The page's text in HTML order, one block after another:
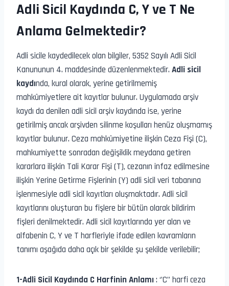
Adli Sicil Kaydında C, Y ve T Ne
Anlama Gelmektedir?
Adli sicile kaydedilecek olan bilgiler, 5352 Sayılı Adli Sicil
Kanununun 4. maddesinde düzenlenmektedir. Adli sicil
kaydında, kural olarak, yerine getirilmemiş
mahkûmiyetlere ait kayıtlar bulunur. Uygulamada arşiv
kaydı da denilen adli sicil arşiv kaydında ise, yerine
getirilmiş ancak arşivden silinme koşulları henüz oluşmamış
kayıtlar bulunur. Ceza mahkûmiyetine ilişkin Ceza Fişi (C),
mahkumiyette sonradan değişiklik meydana getiren
kararlara ilişkin Tali Karar Fişi (T), cezanın infaz edilmesine
ilişkin Yerine Getirme Fişlerinin (Y) adli sicil veri tabanına
işlenmesiyle adli sicil kayıtları oluşmaktadır. Adli sicil
kayıtlarını oluşturan bu fişlere bir bütün olarak bildirim
fişleri denilmektedir. Adli sicil kayıtlarında yer alan ve
alfabenin C, Y ve T harfleriyle ifade edilen kavramların
tanımı aşağıda daha açık bir şekilde şu şekilde verilebilir;
1-Adli Sicil Kaydında C Harfinin Anlamı: ‘’C’’ harfi ceza